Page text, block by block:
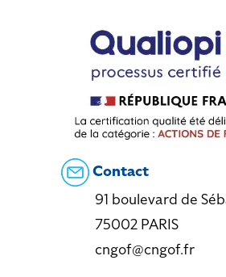
Contact
91 boulevard de
75002 PARIS
cngof@cngof.fr